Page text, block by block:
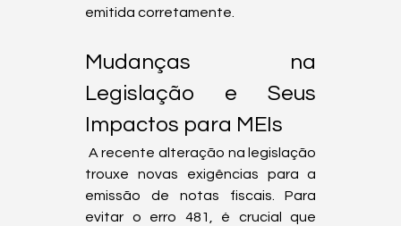
emitida corretamente.
Mudanças na
Legislação e Seus
Impactos para MEIs
trouxe novas exigências para a
emissão de notas fiscais. Para
evitar o erro 481, é crucial que